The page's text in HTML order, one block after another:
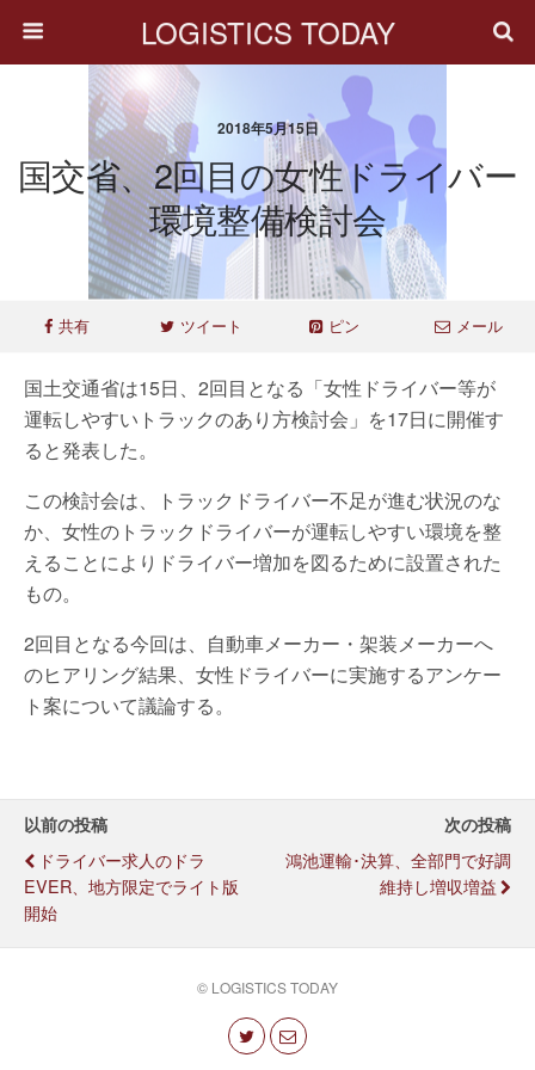
LOGISTICS TODAY
2018年5月15日
国交省、2回目の女性ドライバー
環境整備検討会
共有 ツイート ピン メール
国土交通省は15日、2回目となる「女性ドライバー等が
運転しやすいトラックのあり方検討会」を17日に開催す
ると発表した。
この検討会は、トラックドライバー不足が進む状況のな
か、女性のトラックドライバーが運転しやすい環境を整
えることによりドライバー増加を図るために設置された
もの。
2回目となる今回は、自動車メーカー・架装メーカーへ
のヒアリング結果、女性ドライバーに実施するアンケー
ト案について議論する。
以前の投稿
ドライバー求人のドラ
EVER、地方限定でライト版
開始
次の投稿
鴻池運輸･決算、全部門で好調
維持し増収増益
© LOGISTICS TODAY